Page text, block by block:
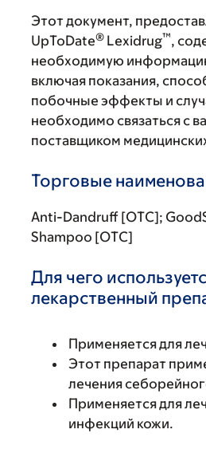
Этот документ,
UpToDate® Lexidrug™,
необходимую
включая показания,
побочные эффекты и
необходимо связаться с
поставщиком
Торговые
Anti-Dandruff [OTC];
Shampoo [OTC]
Для чего
лекарственный
Применяется для
Этот препарат
лечения
Применяется для
инфекций кожи.